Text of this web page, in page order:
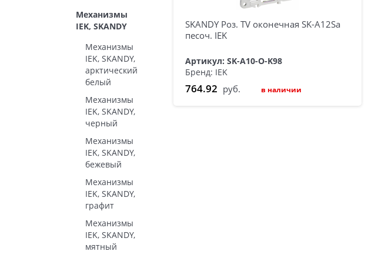
Механизмы
IEK, SKANDY
Механизмы
IEK, SKANDY,
арктический
белый
Механизмы
IEK, SKANDY,
черный
Механизмы
IEK, SKANDY,
бежевый
Механизмы
IEK, SKANDY,
графит
Механизмы
IEK, SKANDY,
мятный
SKANDY Роз. TV оконечная SK-A12Sa
песоч. IEK
Артикул: SK-A10-O-K98
Бренд: IEK
764.92 руб. в наличии